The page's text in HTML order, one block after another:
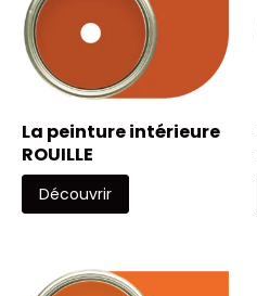
La peinture intérieure
ROUILLE
Découvrir